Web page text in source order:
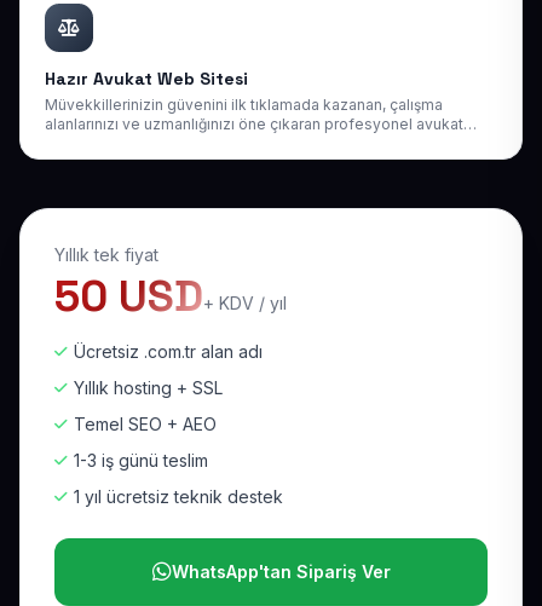
Hazır Avukat Web Sitesi
Müvekkillerinizin güvenini ilk tıklamada kazanan, çalışma
alanlarınızı ve uzmanlığınızı öne çıkaran profesyonel avukat
kapınıza gelsin.
Yıllık tek fiyat
50 USD+ KDV / yıl
Ücretsiz .com.tr alan adı
Yıllık hosting + SSL
Temel SEO + AEO
1-3 iş günü teslim
1 yıl ücretsiz teknik destek
WhatsApp'tan Sipariş Ver